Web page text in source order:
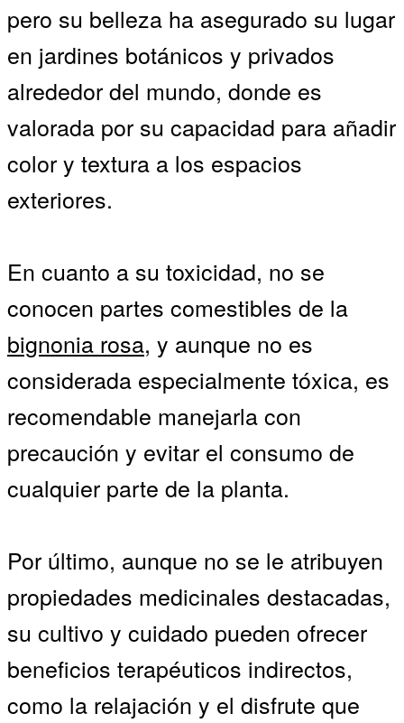
pero su belleza ha asegurado su lugar
en jardines botánicos y privados
alrededor del mundo, donde es
valorada por su capacidad para añadir
color y textura a los espacios
exteriores.
En cuanto a su toxicidad, no se
conocen partes comestibles de la
bignonia rosa, y aunque no es
considerada especialmente tóxica, es
recomendable manejarla con
precaución y evitar el consumo de
cualquier parte de la planta.
Por último, aunque no se le atribuyen
propiedades medicinales destacadas,
su cultivo y cuidado pueden ofrecer
beneficios terapéuticos indirectos,
como la relajación y el disfrute que